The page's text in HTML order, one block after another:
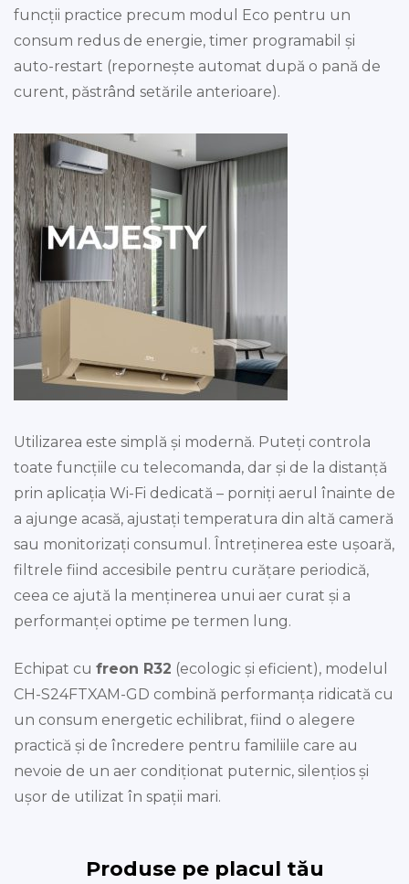
funcții practice precum modul Eco pentru un
consum redus de energie, timer programabil și
auto-restart (repornește automat după o pană de
curent, păstrând setările anterioare).
Utilizarea este simplă și modernă. Puteți controla
toate funcțiile cu telecomanda, dar și de la distanță
prin aplicația Wi-Fi dedicată – porniți aerul înainte de
a ajunge acasă, ajustați temperatura din altă cameră
sau monitorizați consumul. Întreținerea este ușoară,
filtrele fiind accesibile pentru curățare periodică,
ceea ce ajută la menținerea unui aer curat și a
performanței optime pe termen lung.
Echipat cu freon R32 (ecologic și eficient), modelul
CH-S24FTXAM-GD combină performanța ridicată cu
un consum energetic echilibrat, fiind o alegere
practică și de încredere pentru familiile care au
nevoie de un aer condiționat puternic, silențios și
ușor de utilizat în spații mari.
Produse pe placul tău